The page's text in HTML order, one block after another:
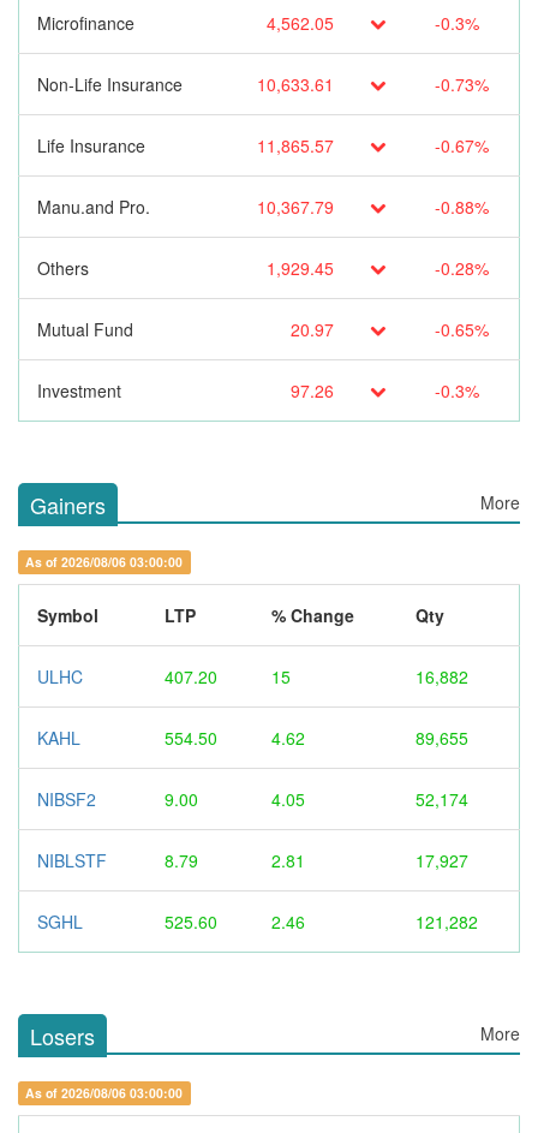
Microfinance 4,562.05 -0.3%
Non-Life Insurance 10,633.61 -0.73%
Life Insurance 11,865.57 -0.67%
Manu.and Pro. 10,367.79 -0.88%
Others 1,929.45 -0.28%
Mutual Fund 20.97 -0.65%
Investment 97.26 -0.3%
Gainers More
As of 2026/08/06 03:00:00
Symbol LTP % Change Qty
ULHC 407.20 15 16,882
KAHL 554.50 4.62 89,655
NIBSF2 9.00 4.05 52,174
NIBLSTF 8.79 2.81 17,927
SGHL 525.60 2.46 121,282
Losers More
As of 2026/08/06 03:00:00